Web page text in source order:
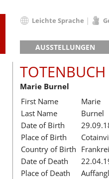
AUSSTELLUNGEN
Lager-SS
Klinkerwerk
Walther-Werke
Gefängnismauer
Haus des Gedenkens
Leichte Sprache
English
Dansk
Español
Italiano
Nederlands
Português
Türkçe
Yкраїнський
TOTENBUCH
Marie Burnel
First Name
Marie
Last Name
Burnel
Date of Birth
Place of Birth
Country of Birth
Date of Death
Place of Death